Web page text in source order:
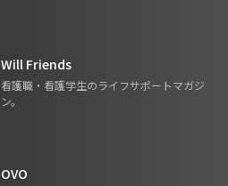
Will Friends
看護職・看護学生のライフサポートマガジ
ン。
OVO